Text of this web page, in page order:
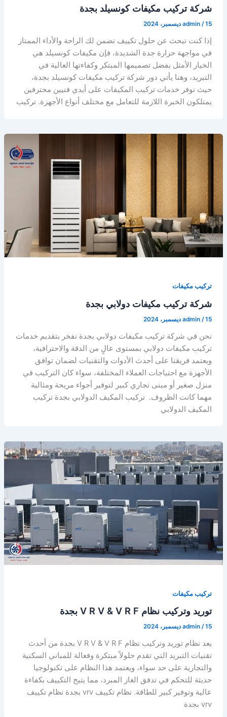
شركة تركيب مكيفات كونسيلد بجدة
admin/15 ديسمبر، 2024
إذا كنت تبحث عن حلول تكييف تضمن لك الراحة والأداء الممتاز
في مواجهة حرارة جدة الشديدة، فإن مكيفات كونسيلد هي
الخيار الأمثل بفضل تصميمها المبتكر وكفاءتها العالية في
التبريد، وهنا يأتي دور شركة تركيب مكيفات كونسيلد بجدة،
حيث نوفر خدمات تركيب المكيفات على أيدي فنيين محترفين
يمتلكون الخبرة اللازمة للتعامل مع مختلف أنواع الأجهزة. تركيب
تركيب مكيفات
شركة تركيب مكيفات دولابي بجدة
admin /15 ديسمبر، 2024
نحن في شركة تركيب مكيفات دولابي بجدة نفخر بتقديم خدمات
تركيب مكيفات دولابي بمستوى عالٍ من الدقة والاحترافية،
ويعتمد فريقنا على أحدث الأدوات والتقنيات لضمان توافق
الأجهزة مع احتياجات العملاء المختلفة، سواء كان التركيب في
منزل صغير أو مبنى تجاري كبير لتوفير أجواء مريحة ومثالية
مهما كانت الظروف. تركيب المكيف الدولابي بجدة تركيب
المكيف الدولابي
تركيب مكيفات
توريد وتركيب نظام V R V & V R F بجدة
admin/15 ديسمبر، 2024
يعد نظام توريد وتركيب نظام V R V & V R F بجدة من أحدث
تقنيات التبريد التي تقدم حلولاً مبتكرة وفعالة للمباني السكنية
والتجارية على حد سواء، ويعتمد هذا النظام على تكنولوجيا
حديثة للتحكم في تدفق الغاز المبرد، مما يتيح التكييف بكفاءة
عالية وتوفير كبير للطاقة. نظام تكييف vrv بجدة نظام تكييف
vrv بجدة